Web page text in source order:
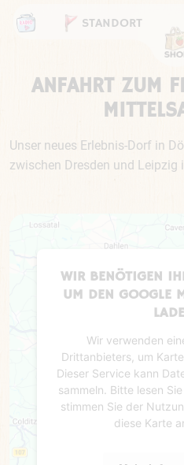
STANDORT
ANFAHRT ZUM
Unser neues Erlebnis-Dorf in
zwischen Dresden und Leipzig
WIR BENÖTIGEN
UM DEN GOOGLE
Wir verwenden
Drittanbieters, um
Dieser Service kann
sammeln. Bitte lesen
stimmen Sie der
diese Karte